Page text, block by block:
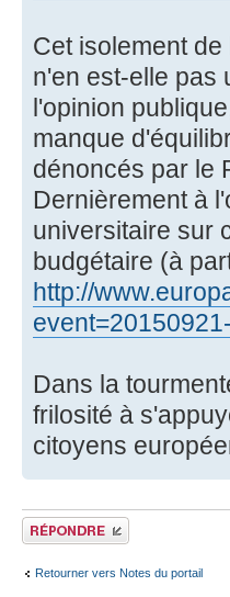
Cet isolement
n'en est-elle pas
l'opinion
manque
dénoncés par le
Dernièrement à
universitaire sur
budgétaire (à
http://
Dans la
frilosité à
citoyens
Répondre
Retourner vers Notes du portail